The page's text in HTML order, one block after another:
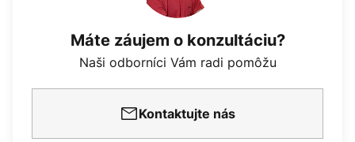
Máte záujem o konzultáciu?
Naši odborníci Vám radi pomôžu
Kontaktujte nás